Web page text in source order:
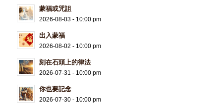
蒙福或咒詛
2026-08-03 - 10:00 pm
出入蒙福
2026-08-02 - 10:00 pm
刻在石頭上的律法
2026-07-31 - 10:00 pm
你也要記念
2026-07-30 - 10:00 pm